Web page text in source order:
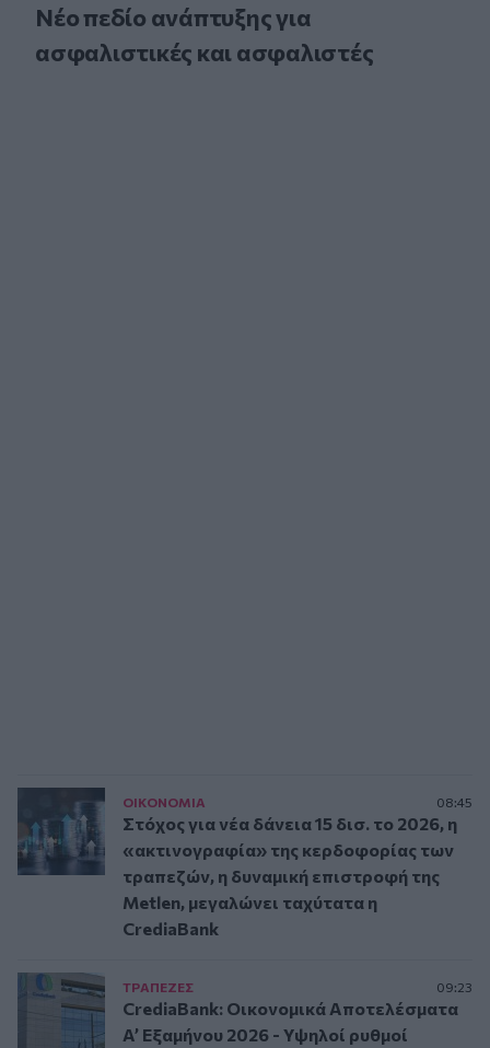
Νέο πεδίο ανάπτυξης για
ασφαλιστικές και ασφαλιστές
ΟΙΚΟΝΟΜΙΑ 08:45
Στόχος για νέα δάνεια 15 δισ. το 2026, η
«ακτινογραφία» της κερδοφορίας των
τραπεζών, η δυναμική επιστροφή της
Metlen, μεγαλώνει ταχύτατα η
CrediaBank
ΤΡAΠΕΖΕΣ 09:23
CrediaBank: Οικονομικά Αποτελέσματα
A’ Εξαμήνου 2026 - Υψηλοί ρυθμοί